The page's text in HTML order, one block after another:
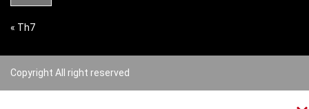
« Th7
Copyright All right reserved